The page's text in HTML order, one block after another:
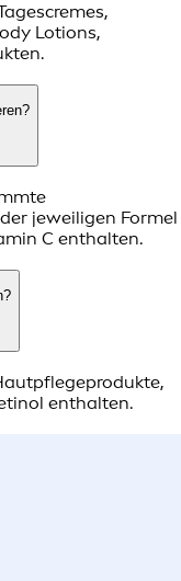
Lotions,
jeweiligen Formel
C enthalten.
enthalten.